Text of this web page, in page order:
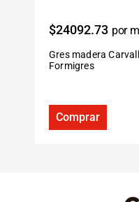
$24092.73 por m
Gres madera
Formigres
Comprar